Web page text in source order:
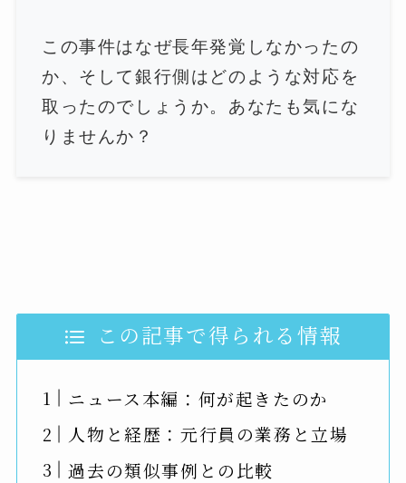
この事件はなぜ長年発覚しなかったの
か、そして銀行側はどのような対応を
取ったのでしょうか。あなたも気にな
りませんか？
この記事で得られる情報
ニュース本編：何が起きたのか
人物と経歴：元行員の業務と立場
過去の類似事例との比較